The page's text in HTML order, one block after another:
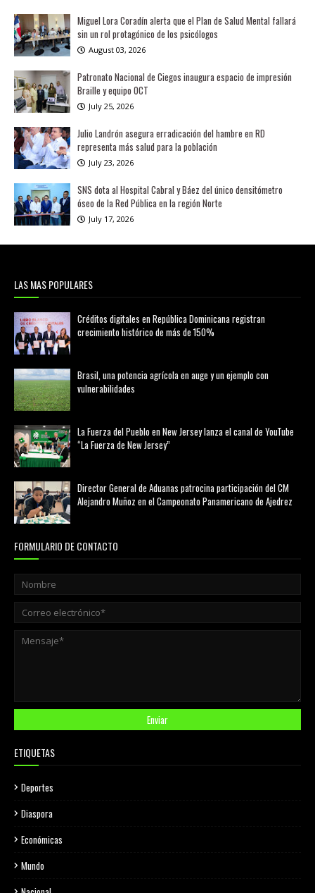
Miguel Lora Coradín alerta que el Plan de Salud Mental fallará
sin un rol protagónico de los psicólogos
August 03, 2026
Patronato Nacional de Ciegos inaugura espacio de impresión
Braille y equipo OCT
July 25, 2026
Julio Landrón asegura erradicación del hambre en RD
representa más salud para la población
July 23, 2026
SNS dota al Hospital Cabral y Báez del único densitómetro
óseo de la Red Pública en la región Norte
July 17, 2026
LAS MAS POPULARES
Créditos digitales en República Dominicana registran
crecimiento histórico de más de 150%
Brasil, una potencia agrícola en auge y un ejemplo con
vulnerabilidades
La Fuerza del Pueblo en New Jersey lanza el canal de YouTube
“La Fuerza de New Jersey”
Director General de Aduanas patrocina participación del CM
Alejandro Muñoz en el Campeonato Panamericano de Ajedrez
FORMULARIO DE CONTACTO
ETIQUETAS
Deportes
Diaspora
Económicas
Mundo